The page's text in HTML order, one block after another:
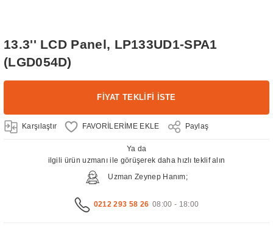
13.3'' LCD Panel, LP133UD1-SPA1
(LGD054D)
FİYAT TEKLİFİ İSTE
Karşılaştır Paylaş
Ya da
ilgili ürün uzmanı ile görüşerek daha hızlı teklif alın
Uzman Zeynep Hanım;
0212 293 58 26 08:00 - 18:00